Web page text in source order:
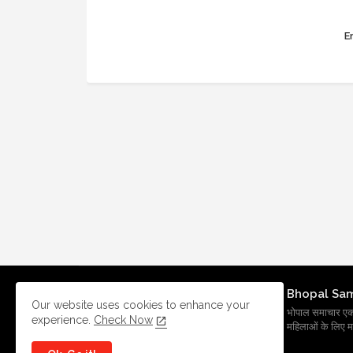
Bhopal
भोपाल समाचार एक
महिलाओं के लिए
Our website uses cookies to enhance your
experience. Check Now